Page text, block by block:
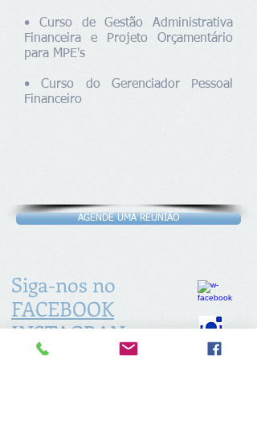
• Curso de Gestão Administrativa
Financeira e Projeto Orçamentário
para MPE's
• Curso do Gerenciador Pessoal
Financeiro
AGENDE UMA REUNIÃO
Siga-nos no
FACEBOOK
INSTAGRAN
@exatasolucoesconsultoria